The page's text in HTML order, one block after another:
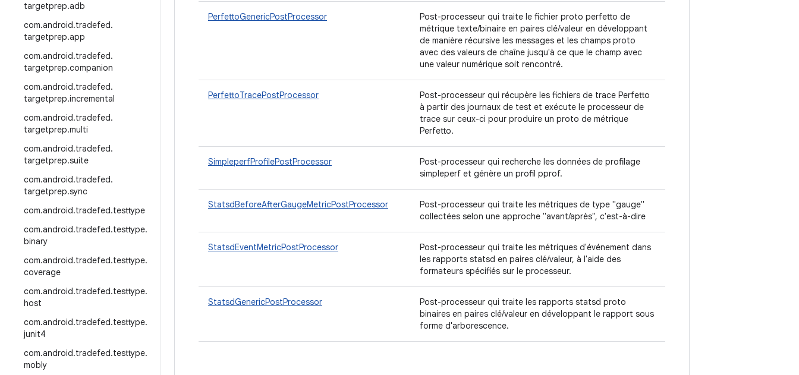
targetprep.adb
com.android.tradefed.
targetprep.app
com.android.tradefed.
targetprep.companion
com.android.tradefed.
targetprep.incremental
com.android.tradefed.
targetprep.multi
com.android.tradefed.
targetprep.suite
com.android.tradefed.
targetprep.sync
com.android.tradefed.testtype
com.android.tradefed.testtype.
binary
com.android.tradefed.testtype.
coverage
com.android.tradefed.testtype.
host
com.android.tradefed.testtype.
junit4
com.android.tradefed.testtype.
mobly
PerfettoGenericPostProcessor
Post-processeur qui traite le fichier proto perfetto de
métrique texte/binaire en paires clé/valeur en développant
de manière récursive les messages et les champs proto
avec des valeurs de chaîne jusqu'à ce que le champ avec
une valeur numérique soit rencontré.
PerfettoTracePostProcessor
Post-processeur qui récupère les fichiers de trace Perfetto
à partir des journaux de test et exécute le processeur de
trace sur ceux-ci pour produire un proto de métrique
Perfetto.
SimpleperfProfilePostProcessor
Post-processeur qui recherche les données de profilage
simpleperf et génère un profil pprof.
StatsdBeforeAfterGaugeMetricPostProcessor
Post-processeur qui traite les métriques de type "gauge"
collectées selon une approche "avant/après", c'est-à-dire
StatsdEventMetricPostProcessor
Post-processeur qui traite les métriques d'événement dans
les rapports statsd en paires clé/valeur, à l'aide des
formateurs spécifiés sur le processeur.
StatsdGenericPostProcessor
Post-processeur qui traite les rapports statsd proto
binaires en paires clé/valeur en développant le rapport sous
forme d'arborescence.